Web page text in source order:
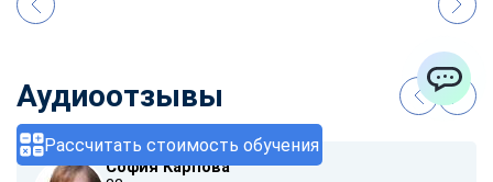
Рассчитать стоимость обучения
Аудиоотзывы
София Карпова